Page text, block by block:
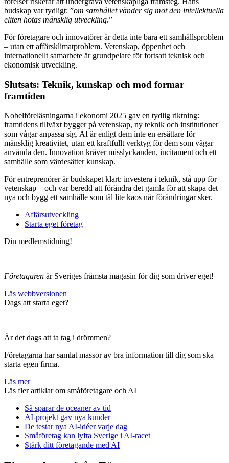
budskap var tydligt: ”om samhället vänder sig mot den intellektuella
eliten hotas mänsklig utveckling.”
För företagare och innovatörer är detta inte bara ett samhällsproblem
– utan ett affärsklimatproblem. Vetenskap, öppenhet och
internationellt samarbete är grundpelare för fortsatt teknisk och
ekonomisk utveckling.
Slutsats: Teknik, kunskap och mod formar
framtiden
Nobelföreläsningarna i ekonomi 2025 gav en tydlig riktning:
framtidens tillväxt bygger på vetenskap, ny teknik och institutioner
som vågar anpassa sig. AI är enligt dem inte en ersättare för
mänsklig kreativitet, utan ett kraftfullt verktyg för dem som vågar
använda den. Innovation kräver misslyckanden, incitament och ett
samhälle som värdesätter kunskap.
För entreprenörer är budskapet klart: investera i teknik, stå upp för
vetenskap – och var beredd att förändra det gamla för att skapa det
nya och bygg ett samhälle som tål lite kaos när förändringar sker.
Affärsutveckling
Starta eget företag
Din medlemstidning!
Företagaren är Sveriges främsta magasin för dig som driver eget!
Läs webbversionen
Dags att starta eget?
Är det dags att ta tag i drömmen?
Företagarna har samlat massor av bra information till dig som ska
starta egen firma.
Läs mer
Läs fler artiklar om småföretagare och AI
Så sparar de oceaner av tid
AI-projekt gav nya kunder
De testar nya AI-idéer varje dag
Småföretag kan lyfta Sverige i AI-racet
Stärk ditt företagande med AI